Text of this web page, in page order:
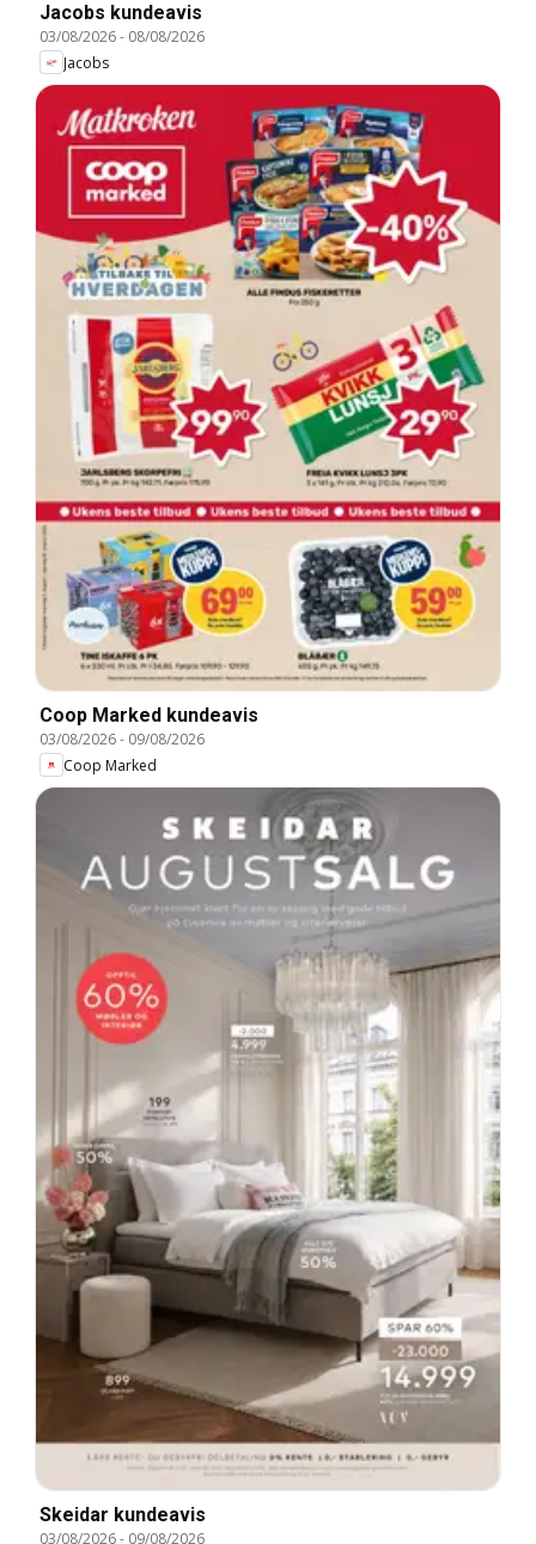
Jacobs kundeavis
03/08/2026- 08/08/2026
Jacobs
Coop Marked kundeavis
03/08/2026- 09/08/2026
Coop Marked
Skeidar kundeavis
03/08/2026- 09/08/2026